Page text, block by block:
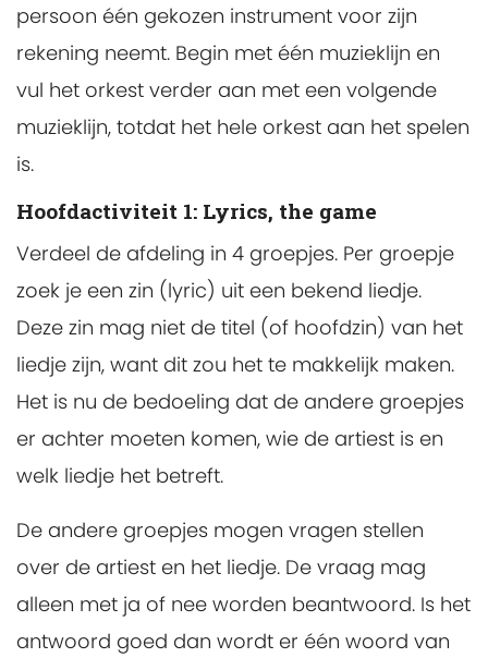
persoon één gekozen instrument voor zijn
rekening neemt. Begin met één muzieklijn en
vul het orkest verder aan met een volgende
muzieklijn, totdat het hele orkest aan het spelen
is.
Hoofdactiviteit 1: Lyrics, the game
Verdeel de afdeling in 4 groepjes. Per groepje
zoek je een zin (lyric) uit een bekend liedje.
Deze zin mag niet de titel (of hoofdzin) van het
liedje zijn, want dit zou het te makkelijk maken.
Het is nu de bedoeling dat de andere groepjes
er achter moeten komen, wie de artiest is en
welk liedje het betreft.
De andere groepjes mogen vragen stellen
over de artiest en het liedje. De vraag mag
alleen met ja of nee worden beantwoord. Is het
antwoord goed dan wordt er één woord van